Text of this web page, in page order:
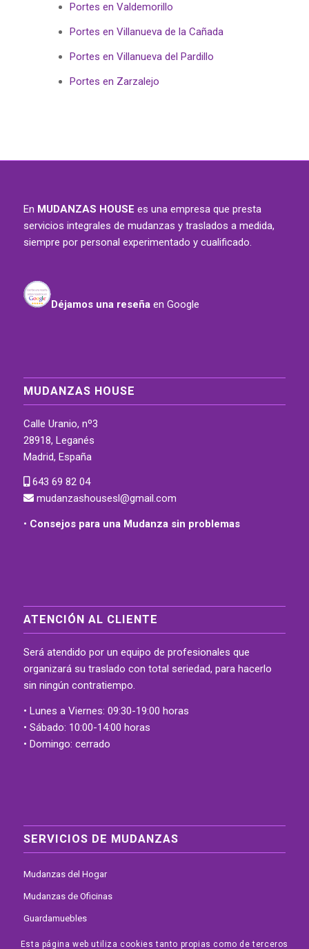
Portes en Valdemorillo
Portes en Villanueva de la Cañada
Portes en Villanueva del Pardillo
Portes en Zarzalejo
En MUDANZAS HOUSE es una empresa que presta
servicios integrales de mudanzas y traslados a medida,
siempre por personal experimentado y cualificado.
Déjamos una reseña en Google
MUDANZAS HOUSE
Calle Uranio, nº3
28918, Leganés
Madrid, España
643 69 82 04
mudanzashousesl@gmail.com
• Consejos para una Mudanza sin problemas
ATENCIÓN AL CLIENTE
Será atendido por un equipo de profesionales que
organizará su traslado con total seriedad, para hacerlo
sin ningún contratiempo.
• Lunes a Viernes: 09:30-19:00 horas
• Sábado: 10:00-14:00 horas
• Domingo: cerrado
SERVICIOS DE MUDANZAS
Mudanzas del Hogar
Mudanzas de Oficinas
Guardamuebles
Elevador por Fachada
Esta página web utiliza cookies tanto propias como de terceros